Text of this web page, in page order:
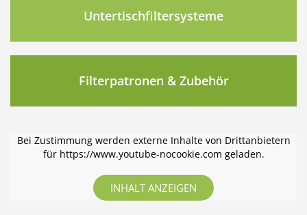
Untertischfiltersysteme
Filterpatronen & Zubehör
Bei Zustimmung werden externe Inhalte von Drittanbietern
für https://www.youtube-nocookie.com geladen.
INHALT ANZEIGEN